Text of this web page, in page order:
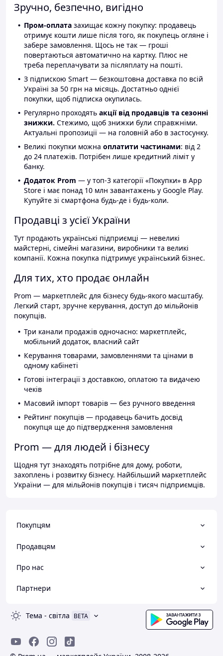
Зручно, безпечно, вигідно
Пром-оплата захищає кожну покупку: продавець
отримує кошти лише після того, як покупець огляне і
забере замовлення. Щось не так — гроші
повертаються автоматично на картку. Плюс не
треба переплачувати за післяплату на пошті.
З підпискою Smart — безкоштовна доставка по всій
Україні за 50 грн на місяць. Достатньо однієї
покупки, щоб підписка окупилась.
Регулярно проходять акції від продавців та сезонні
знижки. Стежимо, щоб знижки були справжніми.
Актуальні пропозиції — на головній або в застосунку.
Великі покупки можна оплатити частинами: від 2
до 24 платежів. Потрібен лише кредитний ліміт у
банку.
Додаток Prom — у топ-3 категорії «Покупки» в App
Store і має понад 10 млн завантажень у Google Play.
Купуйте зі смартфона будь-де і будь-коли.
Продавці з усієї України
Тут продають українські підприємці — невеликі
майстерні, сімейні магазини, виробники та великі
компанії. Кожна покупка підтримує український бізнес.
Для тих, хто продає онлайн
Prom — маркетплейс для бізнесу будь-якого масштабу.
Легкий старт, зручне керування, доступ до мільйонів
покупців.
Три канали продажів одночасно: маркетплейс,
мобільний додаток, власний сайт
Керування товарами, замовленнями та цінами в
одному кабінеті
Готові інтеграції з доставкою, оплатою та видачею
чеків
Масовий імпорт товарів — без ручного введення
Рейтинг покупців — продавець бачить досвід
покупця ще до підтвердження замовлення
Prom — для людей і бізнесу
Щодня тут знаходять потрібне для дому, роботи,
захоплень і розвитку бізнесу. Найбільший маркетплейс
України — для мільйонів покупців і тисяч підприємців.
Покупцям
Продавцям
Про нас
Партнери
Тема - світла BETA